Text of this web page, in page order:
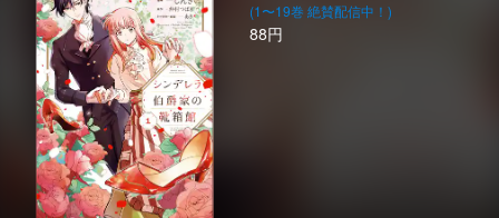
(1〜19巻 絶賛配信中！)
88円